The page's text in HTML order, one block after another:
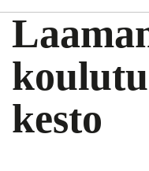
kesto